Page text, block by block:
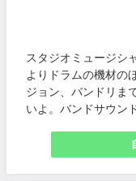
スタジオミュージシ
よりドラムの機材の
ジョン、バンドリま
いよ。バンドサウン